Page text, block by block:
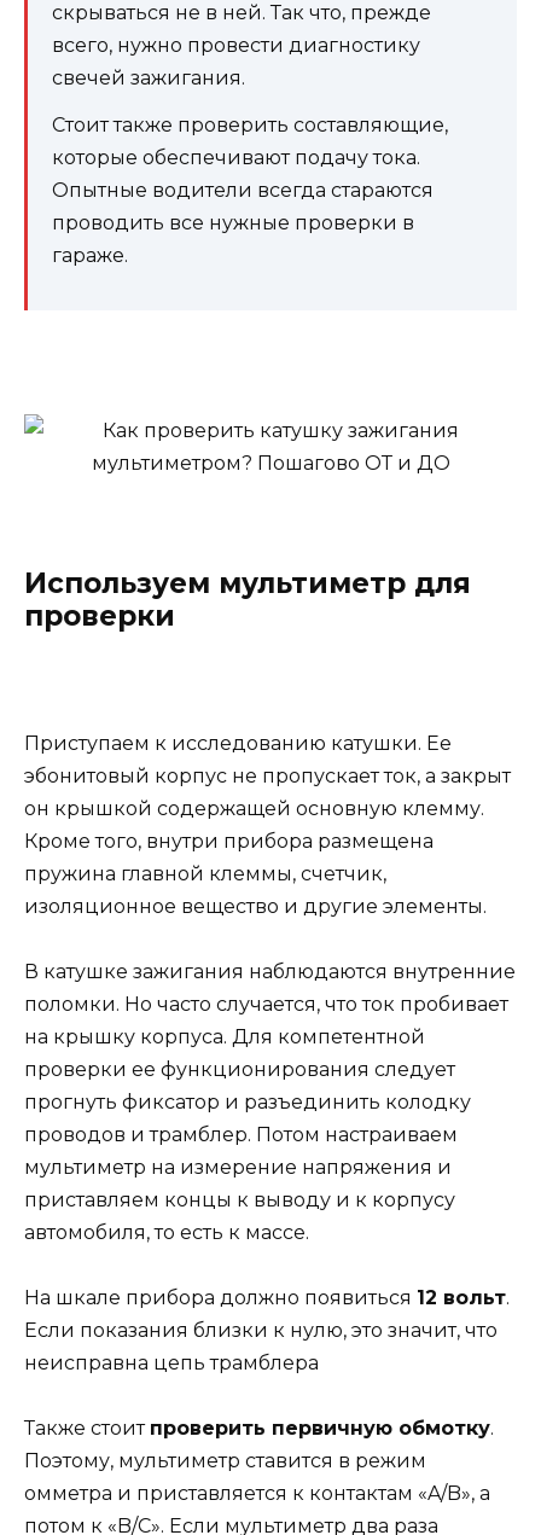
скрываться не в ней. Так что, прежде
всего, нужно провести диагностику
свечей зажигания.
Стоит также проверить составляющие,
которые обеспечивают подачу тока.
Опытные водители всегда стараются
проводить все нужные проверки в
гараже.
Используем мультиметр для
проверки
Приступаем к исследованию катушки. Ее
эбонитовый корпус не пропускает ток, а закрыт
он крышкой содержащей основную клемму.
Кроме того, внутри прибора размещена
пружина главной клеммы, счетчик,
изоляционное вещество и другие элементы.
В катушке зажигания наблюдаются внутренние
поломки. Но часто случается, что ток пробивает
на крышку корпуса. Для компетентной
проверки ее функционирования следует
прогнуть фиксатор и разъединить колодку
проводов и трамблер. Потом настраиваем
мультиметр на измерение напряжения и
приставляем концы к выводу и к корпусу
автомобиля, то есть к массе.
На шкале прибора должно появиться 12 вольт.
Если показания близки к нулю, это значит, что
неисправна цепь трамблера
Также стоит проверить первичную обмотку.
Поэтому, мультиметр ставится в режим
омметра и приставляется к контактам «A/B», а
потом к «B/C». Если мультиметр два раза